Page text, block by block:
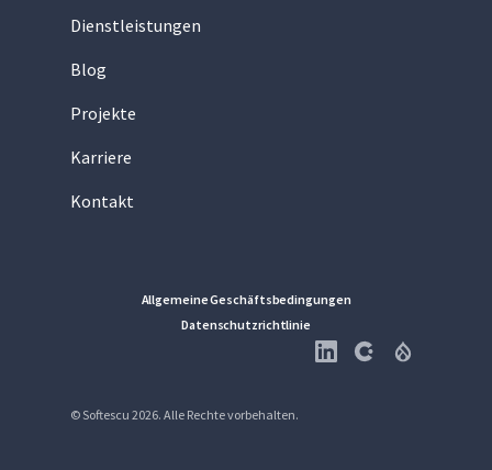
Dienstleistungen
Blog
Projekte
Karriere
Kontakt
Allgemeine Geschäftsbedingungen
Datenschutzrichtlinie
© Softescu 2026. Alle Rechte vorbehalten.